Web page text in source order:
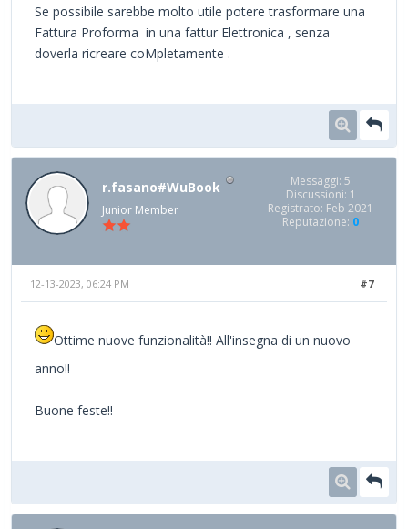
Se possibile sarebbe molto utile potere trasformare una
Fattura Proforma in una fattur Elettronica , senza
doverla ricreare coMpletamente .
r.fasano#WuBook
Junior Member
Messaggi: 5
Discussioni: 1
Registrato: Feb 2021
Reputazione: 0
#7
12-13-2023, 06:24 PM
Ottime nuove funzionalità!! All'insegna di un nuovo
anno!!
Buone feste!!